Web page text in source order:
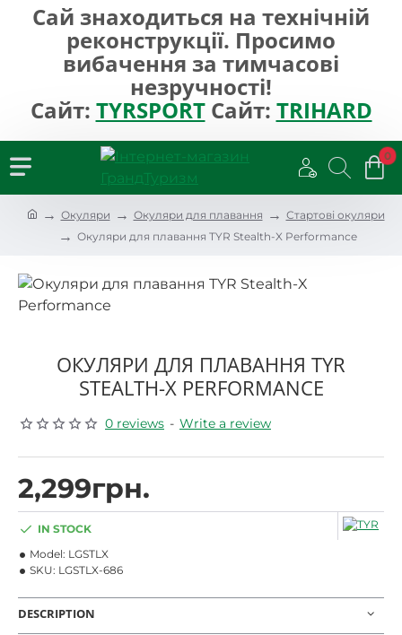
Сай знаходиться на технічній
реконструкції. Просимо
вибачення за тимчасові
незручності!
Сайт: TYRSPORTСайт: TRIHARD
0
h
Окуляри Окуляри для плавання
Стартові окуляри
Окуляри для плавання TYR Stealth-X Performance
ОКУЛЯРИ ДЛЯ ПЛАВАННЯ TYR
STEALTH-X PERFORMANCE
0 reviews - Write a review
2,299грн.
IN STOCK
Model: LGSTLX
SKU: LGSTLX-686
DESCRIPTION